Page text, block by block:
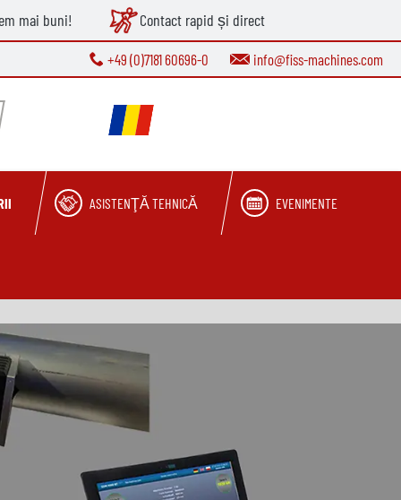
mai buni! Contact rapid și direct
+49 (0)7181 60696-0 info@fiss-machines.com
ASISTENŢĂ TEHNICĂ EVENIMENTE